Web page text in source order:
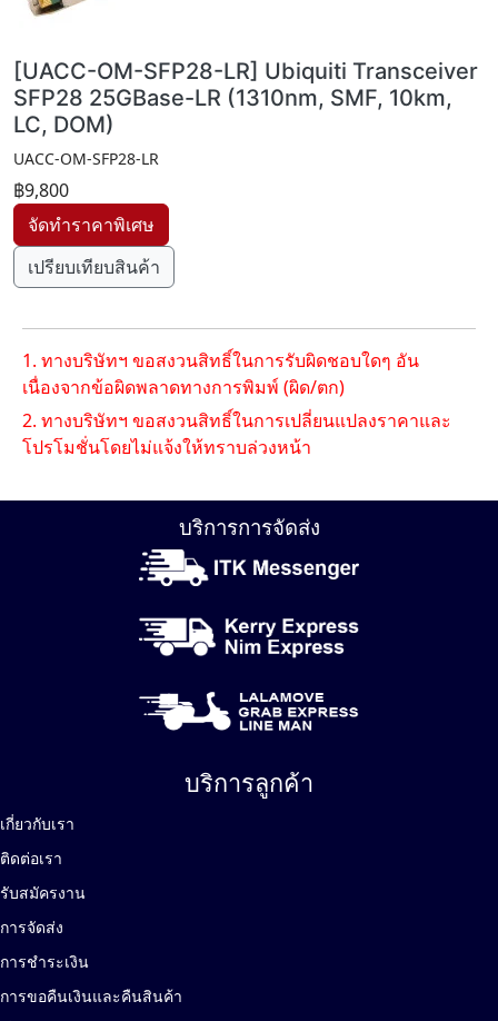
[UACC-OM-SFP28-LR] Ubiquiti Transceiver
SFP28 25GBase-LR (1310nm, SMF, 10km,
LC, DOM)
UACC-OM-SFP28-LR
฿9,800
เปรียบเทียบสินค้า
1. ทางบริษัทฯ ขอสงวนสิทธิ์ในการรับผิดชอบใดๆ อัน
เนื่องจากข้อผิดพลาดทางการพิมพ์ (ผิด/ตก)
2. ทางบริษัทฯ ขอสงวนสิทธิ์ในการเปลี่ยนแปลงราคาและ
โปรโมชั่นโดยไม่แจ้งให้ทราบล่วงหน้า
บริการการจัดส่ง
บริการลูกค้า
เกี่ยวกับเรา
ติดต่อเรา
รับสมัครงาน
การจัดส่ง
การชำระเงิน
การขอคืนเงินและคืนสินค้า